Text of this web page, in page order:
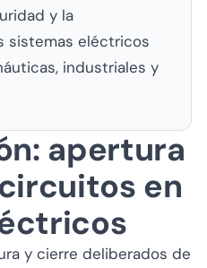
y la
sistemas eléctricos
industriales y
apertura
en
y cierre deliberados de